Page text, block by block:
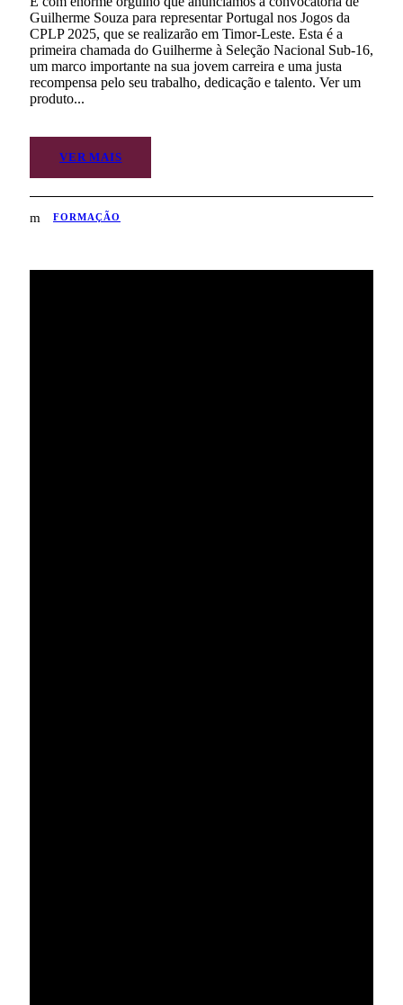
Guilherme Souza para representar Portugal nos Jogos da
CPLP 2025, que se realizarão em Timor-Leste. Esta é a
primeira chamada do Guilherme à Seleção Nacional Sub-16,
um marco importante na sua jovem carreira e uma justa
recompensa pelo seu trabalho, dedicação e talento. Ver um
produto...
VER MAIS
FORMAÇÃO